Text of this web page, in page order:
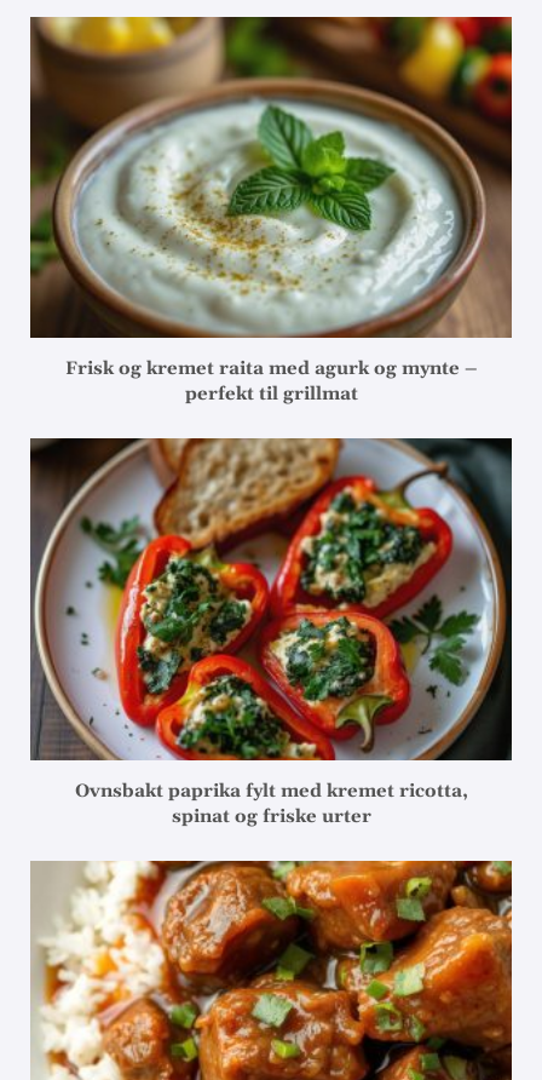
Frisk og kremet raita med agurk og mynte –
perfekt til grillmat
Ovnsbakt paprika fylt med kremet ricotta,
spinat og friske urter